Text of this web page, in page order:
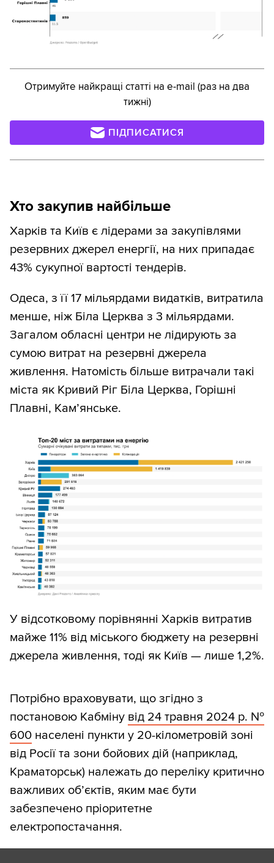
Отримуйте найкращі статті на e-mail (раз на два
тижні)
ПІДПИСАТИСЯ
Хто закупив найбільше
Харків та Київ є лідерами за закупівлями
резервних джерел енергії, на них припадає
43% сукупної вартості тендерів.
Одеса, з її 17 мільярдами видатків, витратила
менше, ніж Біла Церква з 3 мільярдами.
Загалом обласні центри не лідирують за
сумою витрат на резервні джерела
живлення. Натомість більше витрачали такі
міста як Кривий Ріг Біла Церква, Горішні
Плавні, Кам’янське.
У відсотковому порівнянні Харків витратив
майже 11% від міського бюджету на резервні
джерела живлення, тоді як Київ — лише 1,2%.
Потрібно враховувати, що згідно з
постановою Кабміну від 24 травня 2024 р. №
600 населені пункти у 20-кілометровій зоні
від Росії та зони бойових дій (наприклад,
Краматорськ) належать до переліку критично
важливих об’єктів, яким має бути
забезпечено пріоритетне
електропостачання.